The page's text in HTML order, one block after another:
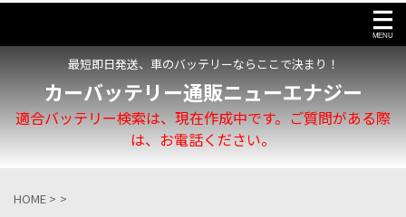
最短即日発送、車のバッテリーならここで決まり！
カーバッテリー通販ニューエナジー
適合バッテリー検索は、現在作成中です。ご質問がある際
は、お電話ください。
HOME > >